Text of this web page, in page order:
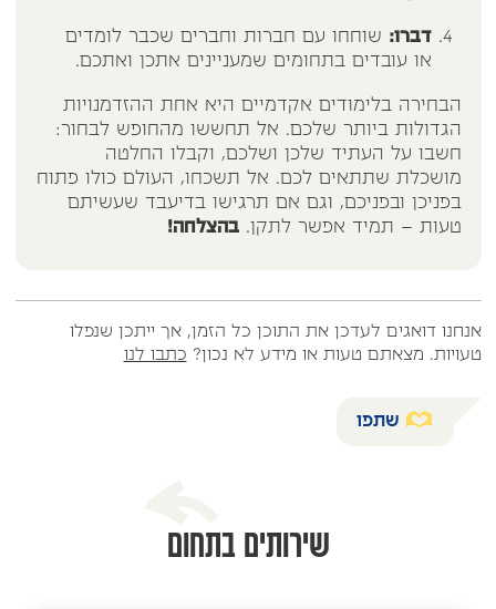
דברו: שוחחו עם חברות וחברים שכבר לומדים
או עובדים בתחומים שמעניינים אתכן ואתכם.
הבחירה בלימודים אקדמיים היא אחת ההזדמנויות
הגדולות ביותר שלכם. אל תחששו מהחופש לבחור:
חשבו על העתיד שלכן ושלכם, וקבלו החלטה
מושכלת שתתאים לכם. אל תשכחו, העולם כולו פתוח
בפניכן ובפניכם, וגם אם תרגישו בדיעבד שעשיתם
טעות – תמיד אפשר לתקן.בהצלחה!
אנחנו דואגים לעדכן את התוכן כל הזמן, אך ייתכן שנפלו
טעויות. מצאתם טעות או מידע לא נכון? כתבו לנו
שתפו
שירותים בתחום